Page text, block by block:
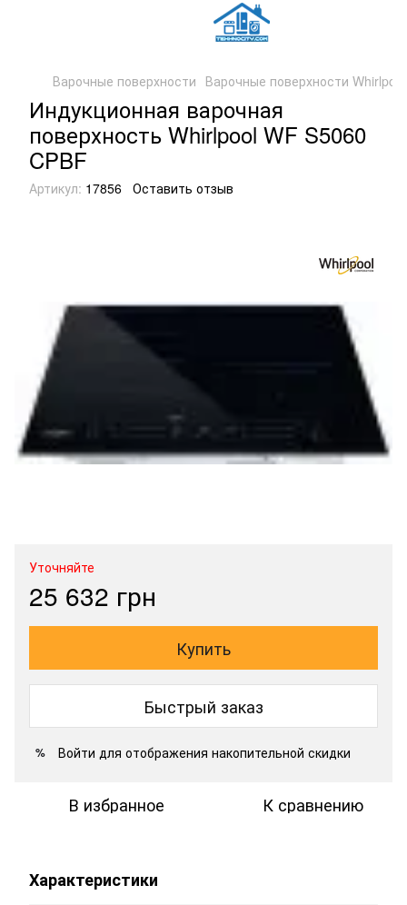
Варочные поверхности Варочные поверхности Whirlpool
Индукционная варочная
поверхность Whirlpool WF S5060
CPBF
Артикул: 17856 Оставить отзыв
Уточняйте
25 632 грн
Купить
Быстрый заказ
% Войти для отображения накопительной скидки
В избранное К сравнению
Характеристики